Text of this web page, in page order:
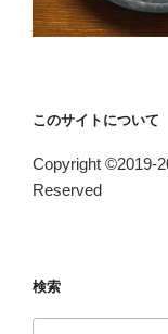
このサイトについて
Copyright ©2019-
Reserved
検索